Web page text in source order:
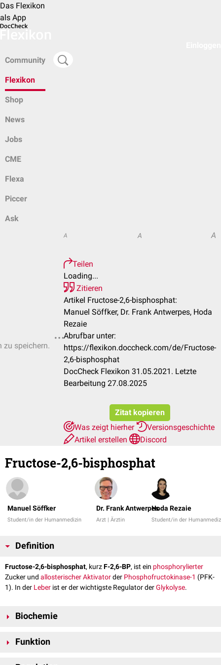
Das Flexikon
als App
Community
Flexikon
Shop
News
Jobs
CME
Flexa
Piccer
Ask
zu speichern.
A A A
Teilen
Loading...
Zitieren
Artikel Fructose-2,6-bisphosphat:
Manuel Söffker, Dr. Frank Antwerpes, Hoda
Rezaie
Abrufbar unter:
https://flexikon.doccheck.com/de/Fructose-
2,6-bisphosphat
DocCheck Flexikon 31.05.2021. Letzte
Bearbeitung 27.08.2025
Zitat kopieren
Was zeigt hierher
Versionsgeschichte
Artikel erstellen
Discord
Fructose-2,6-bisphosphat
Manuel Söffker
Student/in der Humanmedizin
Dr. Frank Antwerpes
Arzt | Ärztin
Hoda Rezaie
Student/in der
Definition
Fructose-2,6-bisphosphat, kurzF-2,6-BP, ist ein phosphorylierter
Zucker und allosterischer Aktivatorder Phosphofructokinase-1 (PFK-
1). In der Leber ist er der wichtigste Regulator derGlykolyse.
Biochemie
wird imZytosoldurch die
einen Nebenweg der Glykolyse. Durch die
Funktion